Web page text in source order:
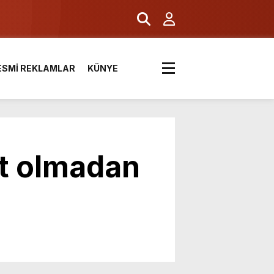
REKLAMLAR KÜNYE
olmadan